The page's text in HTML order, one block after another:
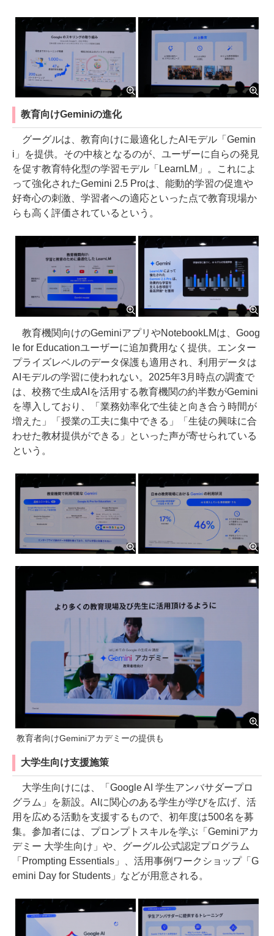
教育向けGeminiの進化
グーグルは、教育向けに最適化したAIモデル「Gemin
i」を提供。その中核となるのが、ユーザーに自らの発見
を促す教育特化型の学習モデル「LearnLM」。これによ
って強化されたGemini 2.5 Proは、能動的学習の促進や
好奇心の刺激、学習者への適応といった点で教育現場か
らも高く評価されているという。
教育機関向けのGeminiアプリやNotebookLMは、Goog
le for Educationユーザーに追加費用なく提供。エンター
プライズレベルのデータ保護も適用され、利用データは
AIモデルの学習に使われない。2025年3月時点の調査で
は、校務で生成AIを活用する教育機関の約半数がGemini
を導入しており、「業務効率化で生徒と向き合う時間が
増えた」「授業の工夫に集中できる」「生徒の興味に合
わせた教材提供ができる」といった声が寄せられている
という。
教育者向けGeminiアカデミーの提供も
大学生向け支援施策
大学生向けには、「Google AI 学生アンバサダープロ
グラム」を新設。AIに関心のある学生が学びを広げ、活
用を広める活動を支援するもので、初年度は500名を募
集。参加者には、プロンプトスキルを学ぶ「Geminiアカ
デミー 大学生向け」や、グーグル公式認定プログラム
「Prompting Essentials」、活用事例ワークショップ「G
emini Day for Students」などが用意される。